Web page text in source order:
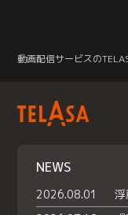
動画配信サービスの
NEWS
2026.08.01